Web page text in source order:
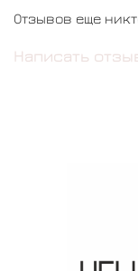
Отзывов еще
Написать